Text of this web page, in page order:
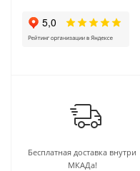
Бесплатная доставка внутри
МКАДа!